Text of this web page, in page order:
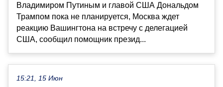
Владимиром Путиным и главой США Дональдом
Трампом пока не планируется, Москва ждет
реакцию Вашингтона на встречу с делегацией
США, сообщил помощник презид...
15:21, 15 Июн